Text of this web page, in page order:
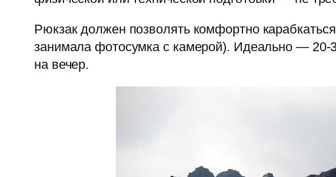
Рюкзак должен позволять комфортно
занимала фотосумка с камерой). Идеально — 20-
на вечер.